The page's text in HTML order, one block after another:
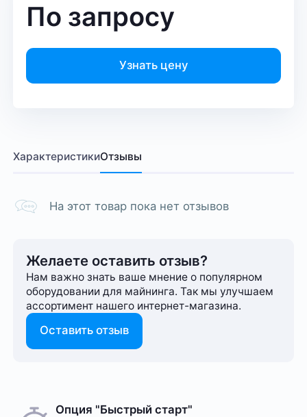
По запросу
Узнать цену
ХарактеристикиОтзывы
На этот товар пока нет отзывов
Желаете оставить отзыв?
Нам важно знать ваше мнение о популярном
оборудовании для майнинга. Так мы улучшаем
ассортимент нашего интернет-⁠магазина.
Оставить отзыв
Опция "Быстрый старт"